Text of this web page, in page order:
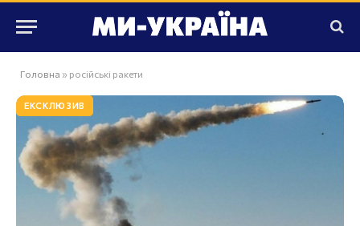
Головна » російські ракети
ЕКСКЛЮЗИВ